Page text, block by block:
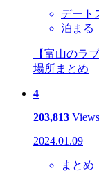
デート
泊まる
【富山のラ
場所まとめ
4
203,813 Views
2024.01.09
まとめ